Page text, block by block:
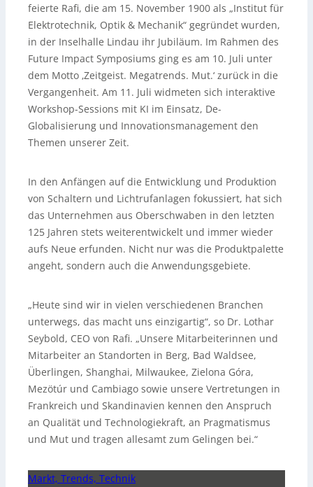
feierte Rafi, die am 15. November 1900 als „Institut für
Elektrotechnik, Optik & Mechanik“ gegründet wurden,
in der Inselhalle Lindau ihr Jubiläum. Im Rahmen des
Future Impact Symposiums ging es am 10. Juli unter
dem Motto ‚Zeitgeist. Megatrends. Mut.‘ zurück in die
Vergangenheit. Am 11. Juli widmeten sich interaktive
Workshop-Sessions mit KI im Einsatz, De-
Globalisierung und Innovationsmanagement den
Themen unserer Zeit.
In den Anfängen auf die Entwicklung und Produktion
von Schaltern und Lichtrufanlagen fokussiert, hat sich
das Unternehmen aus Oberschwaben in den letzten
125 Jahren stets weiterentwickelt und immer wieder
aufs Neue erfunden. Nicht nur was die Produktpalette
angeht, sondern auch die Anwendungsgebiete.
„Heute sind wir in vielen verschiedenen Branchen
unterwegs, das macht uns einzigartig“, so Dr. Lothar
Seybold, CEO von Rafi. „Unsere Mitarbeiterinnen und
Mitarbeiter an Standorten in Berg, Bad Waldsee,
Überlingen, Shanghai, Milwaukee, Zielona Góra,
Mezötúr und Cambiago sowie unsere Vertretungen in
Frankreich und Skandinavien kennen den Anspruch
an Qualität und Technologiekraft, an Pragmatismus
und Mut und tragen allesamt zum Gelingen bei.“
Markt, Trends, Technik